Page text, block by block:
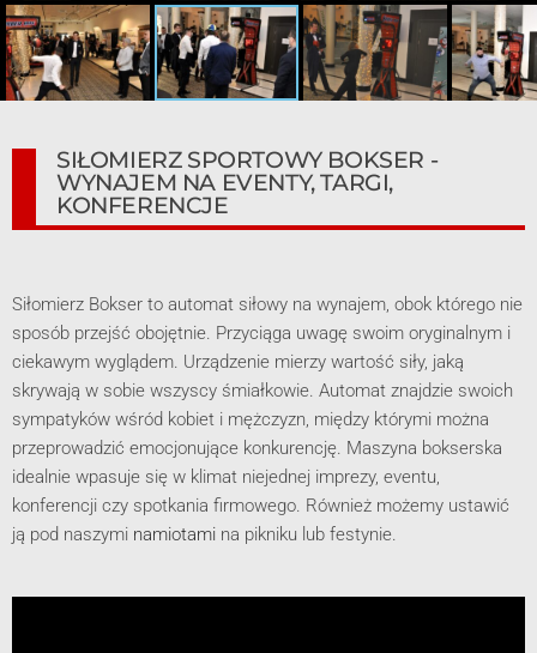
SIŁOMIERZ SPORTOWY BOKSER -
WYNAJEM NA EVENTY, TARGI,
KONFERENCJE
Siłomierz Bokser to automat siłowy na wynajem, obok którego nie
sposób przejść obojętnie. Przyciąga uwagę swoim oryginalnym i
ciekawym wyglądem. Urządzenie mierzy wartość siły, jaką
skrywają w sobie wszyscy śmiałkowie. Automat znajdzie swoich
sympatyków wśród kobiet i mężczyzn, między którymi można
przeprowadzić emocjonujące konkurencję. Maszyna bokserska
idealnie wpasuje się w klimat niejednej imprezy, eventu,
konferencji czy spotkania firmowego. Również możemy ustawić
ją pod naszymi namiotami na pikniku lub festynie.